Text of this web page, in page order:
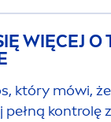
WIĘCEJ O
który mówi,
pełną kontrolę